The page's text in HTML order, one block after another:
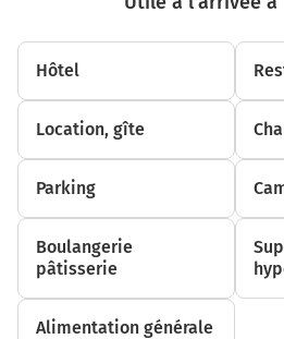
Rue de l'Hôtel de Ville
Tourner à droite sur D12
7,6 km
Tourner à droite sur D12
Au rond-point, prendre la
Hôtel
Location, gîte
Parking
Boulangerie
pâtisserie
Alimentation générale